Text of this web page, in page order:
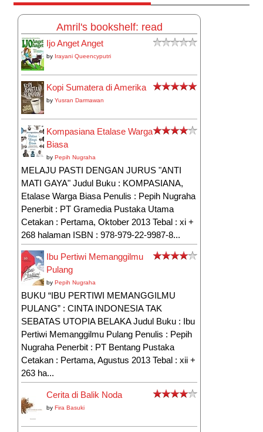
Amril's bookshelf: read
Ijo Anget Anget
by Irayani Queencyputri
Kopi Sumatera di Amerika
byYusran Darmawan
Kompasiana Etalase Warga
Biasa
byPepih Nugraha
MELAJU PASTI DENGAN JURUS "ANTI
MATI GAYA" Judul Buku : KOMPASIANA,
Etalase Warga Biasa Penulis : Pepih Nugraha
Penerbit : PT Gramedia Pustaka Utama
Cetakan : Pertama, Oktober 2013 Tebal : xi +
268 halaman ISBN : 978-979-22-9987-8...
Ibu Pertiwi Memanggilmu
Pulang
byPepih Nugraha
BUKU “IBU PERTIWI MEMANGGILMU
PULANG” : CINTA INDONESIA TAK
SEBATAS UTOPIA BELAKA Judul Buku : Ibu
Pertiwi Memanggilmu Pulang Penulis : Pepih
Nugraha Penerbit : PT Bentang Pustaka
Cetakan : Pertama, Agustus 2013 Tebal : xii +
263 ha...
Cerita di Balik Noda
byFira Basuki